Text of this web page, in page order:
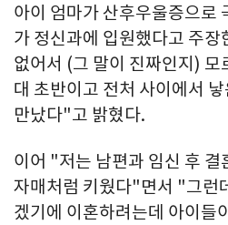
아이 엄마가 산후우울증으로
가 정신과에 입원했다고 주
없어서 (그 말이 진짜인지)
대 초반이고 전처 사이에서
만났다"고 밝혔다.
이어 "저는 남편과 임신 후 결
자매처럼 키웠다"면서 "그런
겠기에 이혼하려는데 아이들